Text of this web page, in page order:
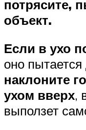
потрясите,
объект.
Если в ухо
оно пытается
наклоните
ухом вверх,
выползет